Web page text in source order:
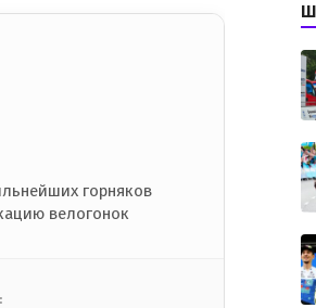
горняков
велогонок